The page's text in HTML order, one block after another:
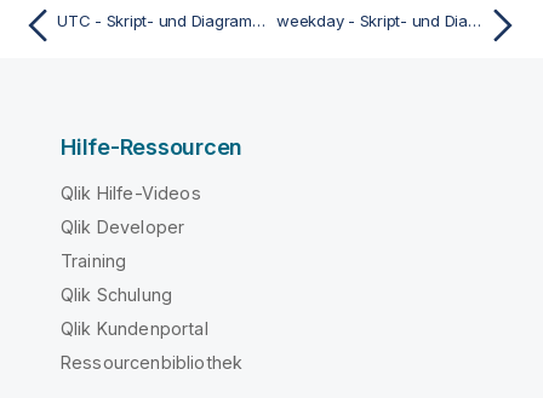
UTC - Skript- und Diagrammfunktion weekday - Skript- und Diagrammfunktion
Hilfe-Ressourcen
Qlik Hilfe-Videos
Qlik Developer
Training
Qlik Schulung
Qlik Kundenportal
Ressourcenbibliothek